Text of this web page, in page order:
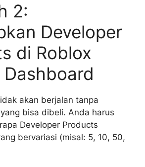
2:
Developer
di Roblox
akan berjalan tanpa
bisa dibeli. Anda harus
Developer Products
bervariasi (misal: 5, 10, 50,